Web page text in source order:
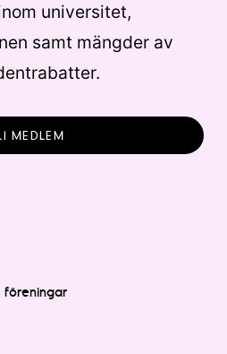
universitet,
samt mängder av
MEDLEM
föreningar